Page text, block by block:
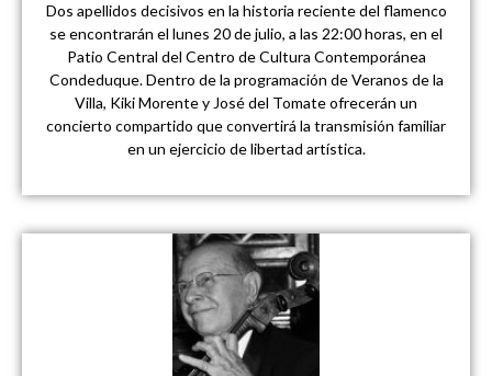
Dos apellidos decisivos en la historia reciente del flamenco
se encontrarán el lunes 20 de julio, a las 22:00 horas, en el
Patio Central del Centro de Cultura Contemporánea
Condeduque. Dentro de la programación de Veranos de la
Villa, Kiki Morente y José del Tomate ofrecerán un
concierto compartido que convertirá la transmisión familiar
en un ejercicio de libertad artística.